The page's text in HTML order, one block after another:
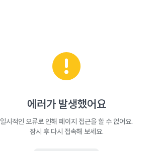
에러가 발생했어요
일시적인 오류로 인해 페이지 접근을 할 수 없어요.
잠시 후 다시 접속해 보세요.